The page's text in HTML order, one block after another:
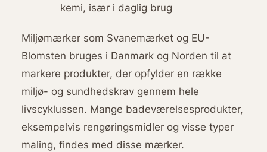
kemi, især i daglig brug
Miljømærker som Svanemærket og EU-
Blomsten bruges i Danmark og Norden til at
markere produkter, der opfylder en række
miljø- og sundhedskrav gennem hele
livscyklussen. Mange badeværelsesprodukter,
eksempelvis rengøringsmidler og visse typer
maling, findes med disse mærker.